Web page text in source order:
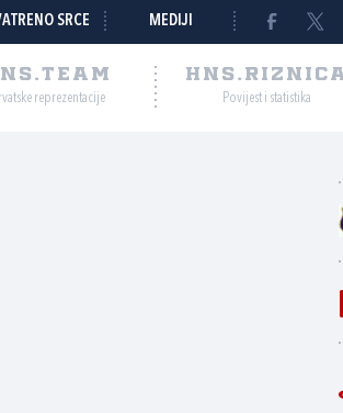
SRCE MEDIJI
reprezentacije Povijest i statistika